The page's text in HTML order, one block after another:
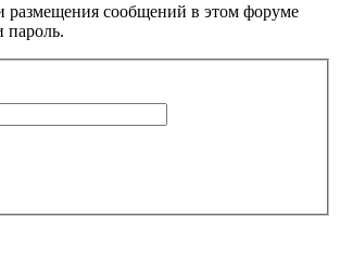
размещения сообщений в этом форуме
пароль.